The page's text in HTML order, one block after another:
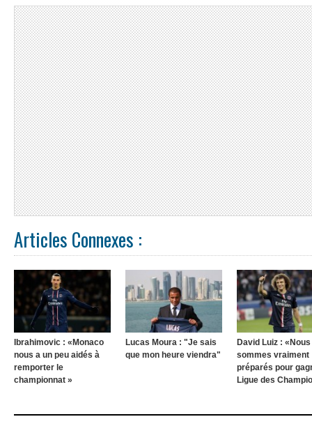
Articles Connexes :
Ibrahimovic : «Monaco
nous a un peu aidés à
remporter le
championnat »
Lucas Moura : "Je sais
que mon heure viendra"
David Luiz : «Nous
sommes vraiment
préparés pour
Ligue des